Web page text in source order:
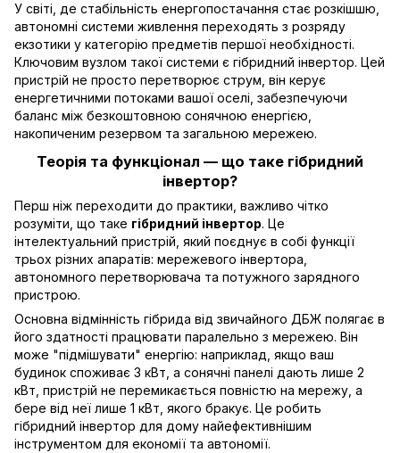
У світі, де стабільність енергопостачання стає розкішшю,
автономні системи живлення переходять з розряду
екзотики у категорію предметів першої необхідності.
Ключовим вузлом такої системи є гібридний інвертор. Цей
пристрій не просто перетворює струм, він керує
енергетичними потоками вашої оселі, забезпечуючи
баланс між безкоштовною сонячною енергією,
накопиченим резервом та загальною мережею.
Теорія та функціонал — що таке гібридний
інвертор?
Перш ніж переходити до практики, важливо чітко
розуміти, що таке гібридний інвертор. Це
інтелектуальний пристрій, який поєднує в собі функції
трьох різних апаратів: мережевого інвертора,
автономного перетворювача та потужного зарядного
пристрою.
Основна відмінність гібрида від звичайного ДБЖ полягає в
його здатності працювати паралельно з мережею. Він
може "підмішувати" енергію: наприклад, якщо ваш
будинок споживає 3 кВт, а сонячні панелі дають лише 2
кВт, пристрій не перемикається повністю на мережу, а
бере від неї лише 1 кВт, якого бракує. Це робить
гібридний інвертор для дому найефективнішим
інструментом для економії та автономії.